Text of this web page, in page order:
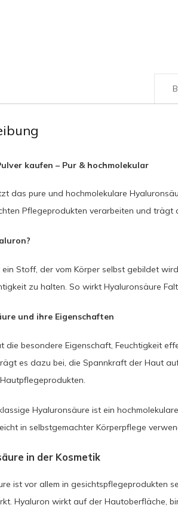
kaufen – Pur & hochmolekular
das pure und hochmolekulare
Pflegeprodukten verarbeiten und trägt
Stoff, der vom Körper selbst gebildet
zu halten. So wirkt Hyaluronsäure
und ihre Eigenschaften
die besondere Eigenschaft, Feuchtigkeit
es dazu bei, die Spannkraft der Haut
Hyaluronsäure ist ein
in selbstgemachter Körperpflege
in der Kosmetik
ist vor allem in gesichtspflegeprodukten
Hyaluron wirkt auf der Hautoberfläche,